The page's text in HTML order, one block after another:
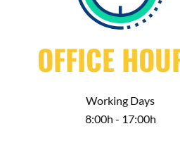
OFFICE
Working Days
8:00h - 17:00h